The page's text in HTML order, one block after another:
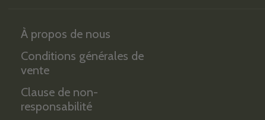
À propos de nous
Conditions générales de
vente
Clause de non-
responsabilité